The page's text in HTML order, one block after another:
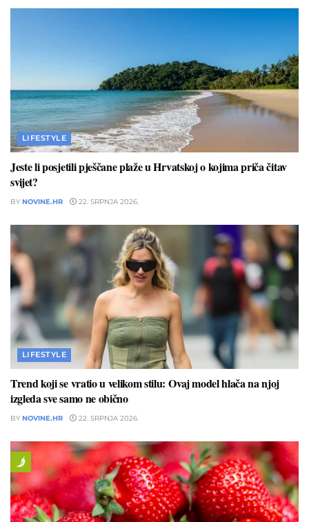
LIFESTYLE
Jeste li posjetili pješčane plaže u Hrvatskoj o kojima priča čitav
svijet?
BY NOVINE.HR 22. SRPNJA 2026.
LIFESTYLE
Trend koji se vratio u velikom stilu: Ovaj model hlača na njoj
izgleda sve samo ne obično
BY NOVINE.HR 22. SRPNJA 2026.